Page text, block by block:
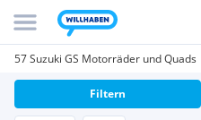
57 Suzuki GS Motorräder und Quads
Filtern